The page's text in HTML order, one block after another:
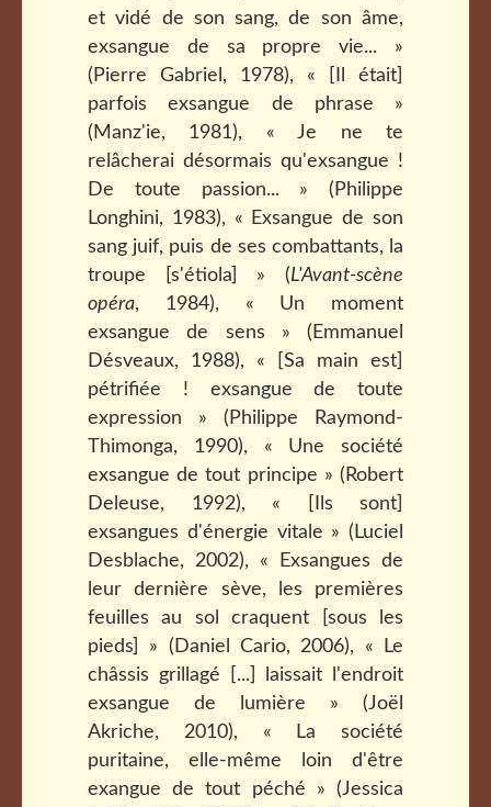
et vidé de son sang, de son âme,
exsangue de sa propre vie... »
(Pierre Gabriel, 1978), « [Il était]
parfois exsangue de phrase »
(Manz'ie, 1981), « Je ne te
relâcherai désormais qu'exsangue !
De toute passion... » (Philippe
Longhini, 1983), « Exsangue de son
sang juif, puis de ses combattants, la
troupe [s'étiola] » (L'Avant-scène
opéra, 1984), « Un moment
exsangue de sens » (Emmanuel
Désveaux, 1988), « [Sa main est]
pétrifiée ! exsangue de toute
expression » (Philippe Raymond-
Thimonga, 1990), « Une société
exsangue de tout principe » (Robert
Deleuse, 1992), « [Ils sont]
exsangues d'énergie vitale » (Luciel
Desblache, 2002), « Exsangues de
leur dernière sève, les premières
feuilles au sol craquent [sous les
pieds] » (Daniel Cario, 2006), « Le
châssis grillagé [...] laissait l'endroit
exsangue de lumière » (Joël
Akriche, 2010), « La société
puritaine, elle-même loin d'être
exangue de tout péché » (Jessica